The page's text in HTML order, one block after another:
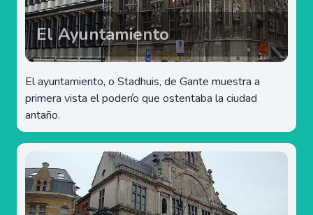
El Ayuntamiento
El ayuntamiento, o Stadhuis, de Gante muestra a
primera vista el poderío que ostentaba la ciudad
antaño.